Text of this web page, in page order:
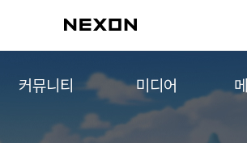
커뮤니티 미디어